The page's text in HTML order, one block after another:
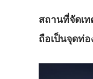
สถานที่จัดเ
ถือเป็นจุดท่อ